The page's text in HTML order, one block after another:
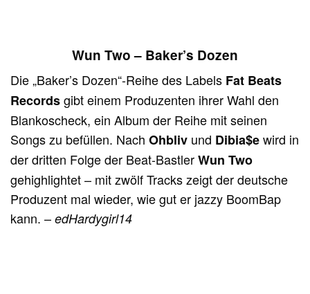
Wun Two – Baker’s Dozen
Die „Baker’s Dozen“-Reihe des Labels Fat Beats
Recordsgibt einem Produzenten ihrer Wahl den
Blankoscheck, ein Album der Reihe mit seinen
Songs zu befüllen. NachOhbliv und Dibia$ewird in
der dritten Folge der Beat-BastlerWun Two
gehighlightet – mit zwölf Tracks zeigt der deutsche
Produzent mal wieder, wie gut er jazzy BoomBap
kann. –edHardygirl14